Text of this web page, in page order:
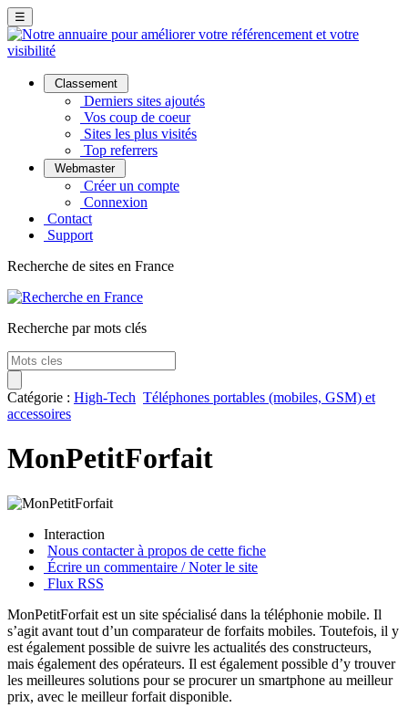
☰
Classement
Derniers sites ajoutés
Vos coup de coeur
Sites les plus visités
Top referrers
Webmaster
Créer un compte
Connexion
Contact
Support
Recherche de sites en France
Recherche par mots clés
Catégorie : High-Tech Téléphones portables (mobiles, GSM) et
accessoires
MonPetitForfait
Interaction
Nous contacter à propos de cette fiche
Écrire un commentaire / Noter le site
Flux RSS
MonPetitForfait est un site spécialisé dans la téléphonie mobile. Il
s’agit avant tout d’un comparateur de forfaits mobiles. Toutefois, il y
est également possible de suivre les actualités des constructeurs,
mais également des opérateurs. Il est également possible d’y trouver
les meilleures solutions pour se procurer un smartphone au meilleur
prix, avec le meilleur forfait disponible.